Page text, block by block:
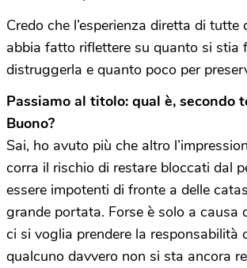
Credo che l’esperienza diretta di tutte
abbia fatto riflettere su quanto si stia
distruggerla e quanto poco per
Passiamo al titolo: qual è, secondo
Buono?
Sai, ho avuto più che altro
corra il rischio di restare bloccati dal
essere impotenti di fronte a delle
grande portata. Forse è solo a causa
ci si voglia prendere la responsabilità
qualcuno davvero non si sta ancora